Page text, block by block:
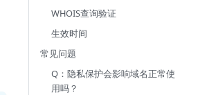
WHOIS查询验证
生效时间
常见问题
Q：隐私保护会影响域名正常使
用吗？